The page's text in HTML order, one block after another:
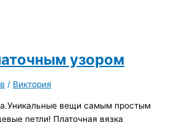
узором
/ Виктория
вещи самым простым
петли! Платочная вязка